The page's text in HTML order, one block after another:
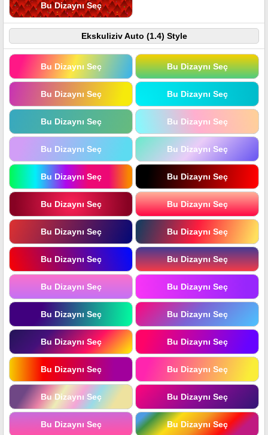
Bu Dizaynı Seç
Ekskuliziv Auto (1.4) Style
Bu Dizaynı Seç Bu Dizaynı Seç
Bu Dizaynı Seç Bu Dizaynı Seç
Bu Dizaynı Seç Bu Dizaynı Seç
Bu Dizaynı Seç Bu Dizaynı Seç
Bu Dizaynı Seç Bu Dizaynı Seç
Bu Dizaynı Seç Bu Dizaynı Seç
Bu Dizaynı Seç Bu Dizaynı Seç
Bu Dizaynı Seç Bu Dizaynı Seç
Bu Dizaynı Seç Bu Dizaynı Seç
Bu Dizaynı Seç Bu Dizaynı Seç
Bu Dizaynı Seç Bu Dizaynı Seç
Bu Dizaynı Seç Bu Dizaynı Seç
Bu Dizaynı Seç Bu Dizaynı Seç
Bu Dizaynı Seç Bu Dizaynı Seç